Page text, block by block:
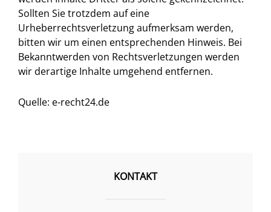
Sollten Sie trotzdem auf eine
Urheberrechtsverletzung aufmerksam werden,
bitten wir um einen entsprechenden Hinweis. Bei
Bekanntwerden von Rechtsverletzungen werden
wir derartige Inhalte umgehend entfernen.
Quelle: e-recht24.de
KONTAKT